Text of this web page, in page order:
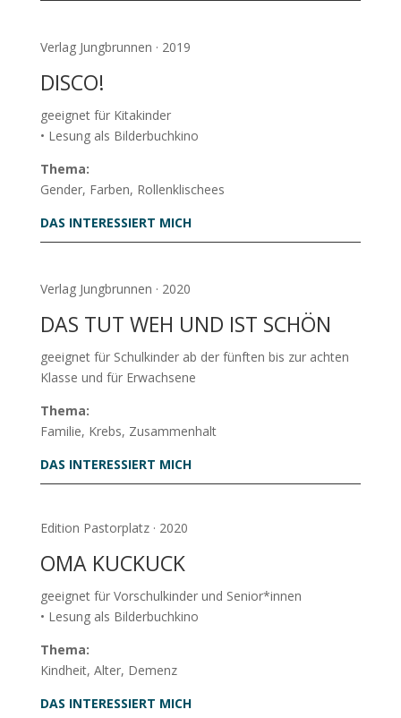
Verlag Jungbrunnen · 2019
DISCO!
geeignet für Kitakinder
• Lesung als Bilderbuchkino
Thema:
Gender, Farben, Rollenklischees
DAS INTERESSIERT MICH
Verlag Jungbrunnen · 2020
DAS TUT WEH UND IST SCHÖN
geeignet für Schulkinder ab der fünften bis zur achten
Klasse und für Erwachsene
Thema:
Familie, Krebs, Zusammenhalt
DAS INTERESSIERT MICH
Edition Pastorplatz · 2020
OMA KUCKUCK
geeignet für Vorschulkinder und Senior*innen
• Lesung als Bilderbuchkino
Thema:
Kindheit, Alter, Demenz
DAS INTERESSIERT MICH